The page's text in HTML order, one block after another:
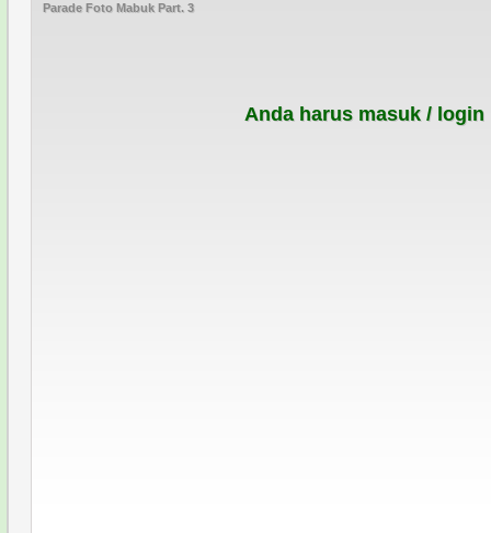
Parade Foto Mabuk Part. 3
Anda harus masuk /